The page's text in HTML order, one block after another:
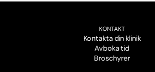
KONTAKT
Kontakta din klinik
Avboka tid
Broschyrer